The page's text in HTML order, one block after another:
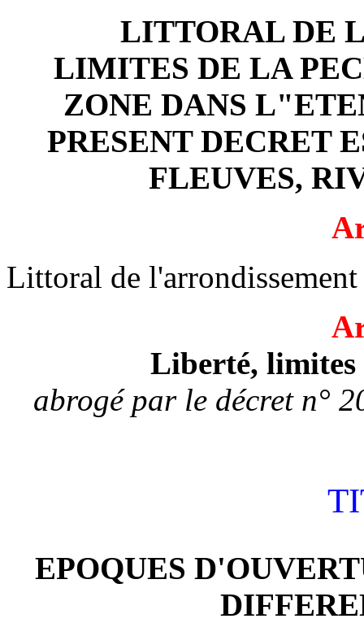
LITTORAL DE
LIMITES DE LA
ZONE DANS
PRESENT DECRET
FLEUVES,
Littoral de
Liberté, limites
abrogé par le décret n°
EPOQUES